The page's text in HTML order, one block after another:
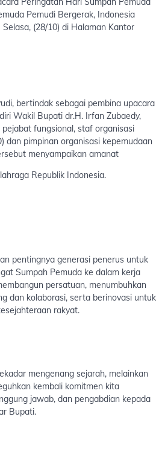
Pemudi Bergerak, Indonesia
(28/10) di Halaman Kantor
bertindak sebagai pembina upacara
Wakil Bupati dr.H. Irfan Zubaedy,
fungsional, staf organisasi
dan pimpinan organisasi kepemudaan
menyampaikan amanat
Republik Indonesia.
pentingnya generasi penerus untuk
Sumpah Pemuda ke dalam kerja
persatuan, menumbuhkan
dan kolaborasi, serta berinovasi untuk
rakyat.
mengenang sejarah, melainkan
kembali komitmen kita
jawab, dan pengabdian kepada
Bupati.